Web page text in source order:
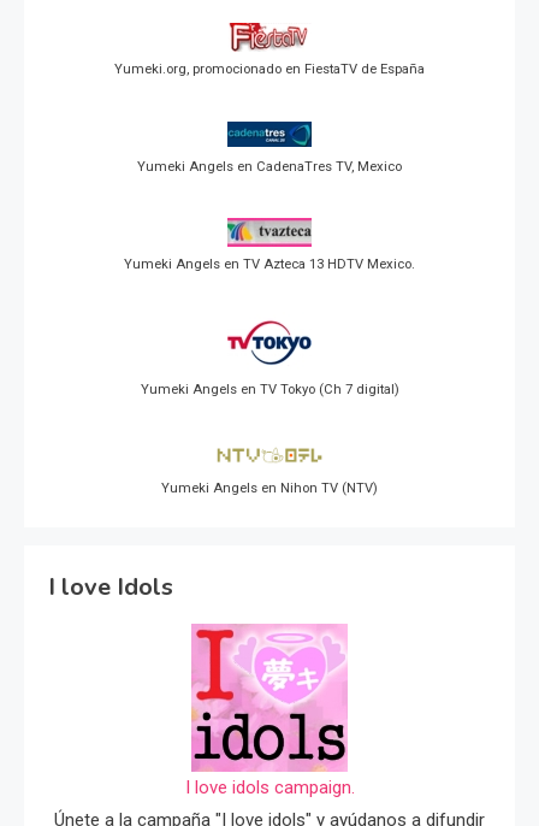
Yumeki.org, promocionado en FiestaTV de España
Yumeki Angels en CadenaTres TV, Mexico
Yumeki Angels en TV Azteca 13 HDTV Mexico.
Yumeki Angels en TV Tokyo (Ch 7 digital)
Yumeki Angels en Nihon TV (NTV)
I love Idols
I love idols campaign.
Únete a la campaña "I love idols" y ayúdanos a difundir